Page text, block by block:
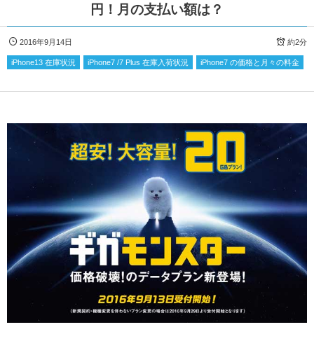
円！月の支払い額は？
2016年9月14日 約2分
iPhone13 在庫状況 iPhone7 /7 Plus 在庫入荷状況 iPhone7 の価格と月々の料金